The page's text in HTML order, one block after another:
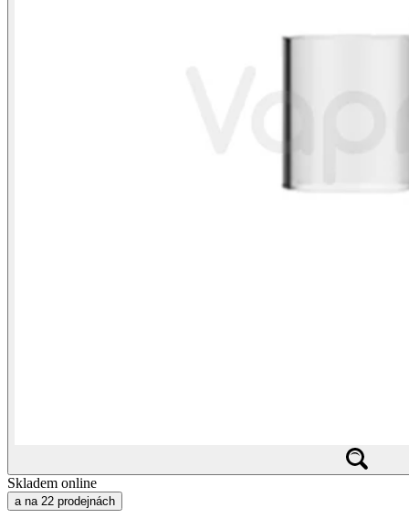
Skladem online
a na 22 prodejnách